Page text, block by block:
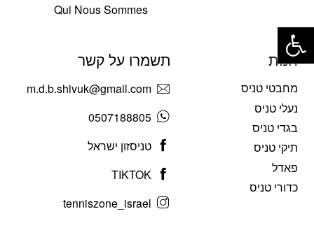
Qui Nous Sommes
חנות
מחבטי טניס
נעלי טניס
בגדי טניס
תיקי טניס
פאדל
כדורי טניס
תשמרו על קשר
m.d.b.shivuk@gmail.com
0507188805
טניסזון ישראל
TIKTOK
tenniszone_israel
פתח סרגל נגישות